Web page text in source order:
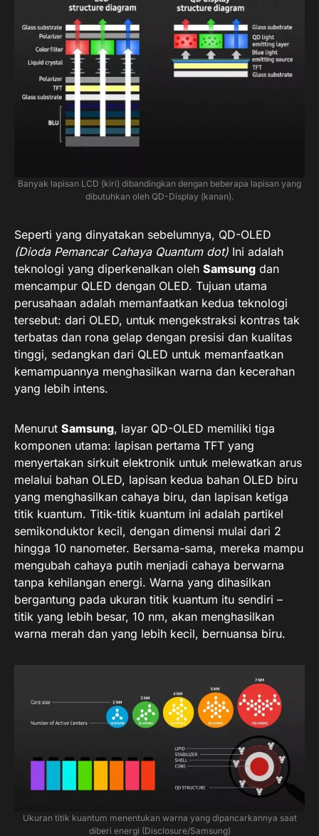
Banyak lapisan LCD (kiri) dibandingkan dengan beberapa lapisan yang
dibutuhkan oleh QD-Display (kanan).
Seperti yang dinyatakan sebelumnya, QD-OLED
(Dioda Pemancar Cahaya Quantum dot) Ini adalah
teknologi yang diperkenalkan oleh Samsung dan
mencampur QLED dengan OLED. Tujuan utama
perusahaan adalah memanfaatkan kedua teknologi
tersebut: dari OLED, untuk mengekstraksi kontras tak
terbatas dan rona gelap dengan presisi dan kualitas
tinggi, sedangkan dari QLED untuk memanfaatkan
kemampuannya menghasilkan warna dan kecerahan
yang lebih intens.
Menurut Samsung, layar QD-OLED memiliki tiga
komponen utama: lapisan pertama TFT yang
menyertakan sirkuit elektronik untuk melewatkan arus
melalui bahan OLED, lapisan kedua bahan OLED biru
yang menghasilkan cahaya biru, dan lapisan ketiga
titik kuantum. Titik-titik kuantum ini adalah partikel
semikonduktor kecil, dengan dimensi mulai dari 2
hingga 10 nanometer. Bersama-sama, mereka mampu
mengubah cahaya putih menjadi cahaya berwarna
tanpa kehilangan energi. Warna yang dihasilkan
bergantung pada ukuran titik kuantum itu sendiri –
titik yang lebih besar, 10 nm, akan menghasilkan
warna merah dan yang lebih kecil, bernuansa biru.
Ukuran titik kuantum menentukan warna yang dipancarkannya saat
diberi energi (Disclosure/Samsung)